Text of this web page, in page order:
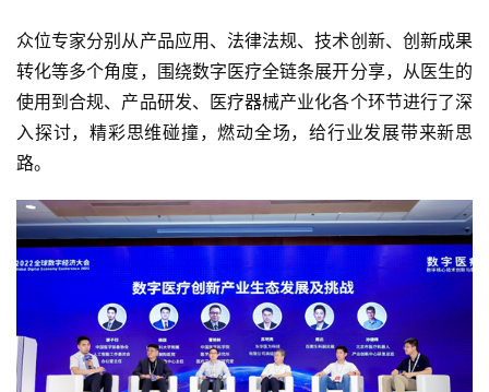
众位专家分别从产品应用、法律法规、技术创新、创新成果
转化等多个角度，围绕数字医疗全链条展开分享，从医生的
使用到合规、产品研发、医疗器械产业化各个环节进行了深
入探讨，精彩思维碰撞，燃动全场，给行业发展带来新思
路。